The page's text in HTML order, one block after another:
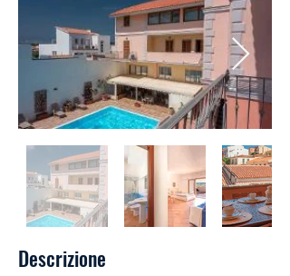
Descrizione